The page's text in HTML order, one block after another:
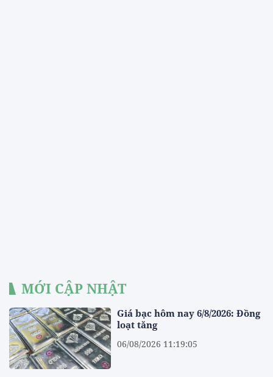
MỚI CẬP NHẬT
Giá bạc hôm nay 6/8/2026: Đồng
loạt tăng
06/08/2026 11:19:05